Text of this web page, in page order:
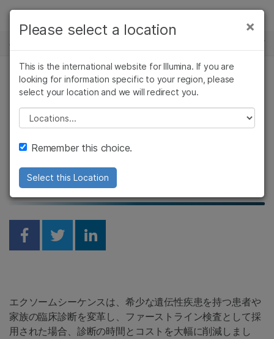
Skip to content
ラーニング
企業情報
お気に入りの分野を選択
ゲノミクス研究ハブ
ディープラーニングによ
る一次シーケンスからの
スプライシングの予測
Kishore Jaganathan; published November 12, 2020
Share on Facebook
Share on Twitter
Share on Linkedin
エクソームシーケンスは、希少な遺伝性疾患を持つ患者や
家族の臨床診断を変革し、ファーストライン検査として採
用された場合、診断の時間とコストを大幅に削減しまし
×
Please select a location
This is the international website for Illumina. If you are
looking for information specific to your region, please
select your location and we will redirect you.
Please select a location
Remember this choice.
Select this Location
高いコンテンツへのリンクが表示されます:
×
がん研究
微生物研究
農学研究
複雑な疾患
臨床オンコロジー
生殖医学
遺伝性および希少疾